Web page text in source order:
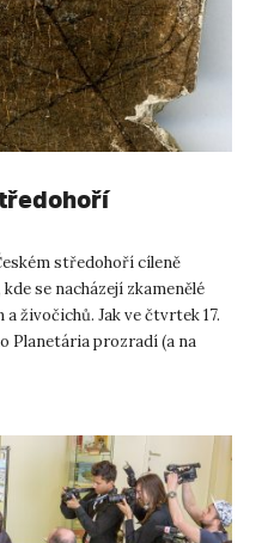
středohoří cíleně
se nacházejí zkamenělé
živočichů. Jak ve čtvrtek 17.
Planetária prozradí (a na